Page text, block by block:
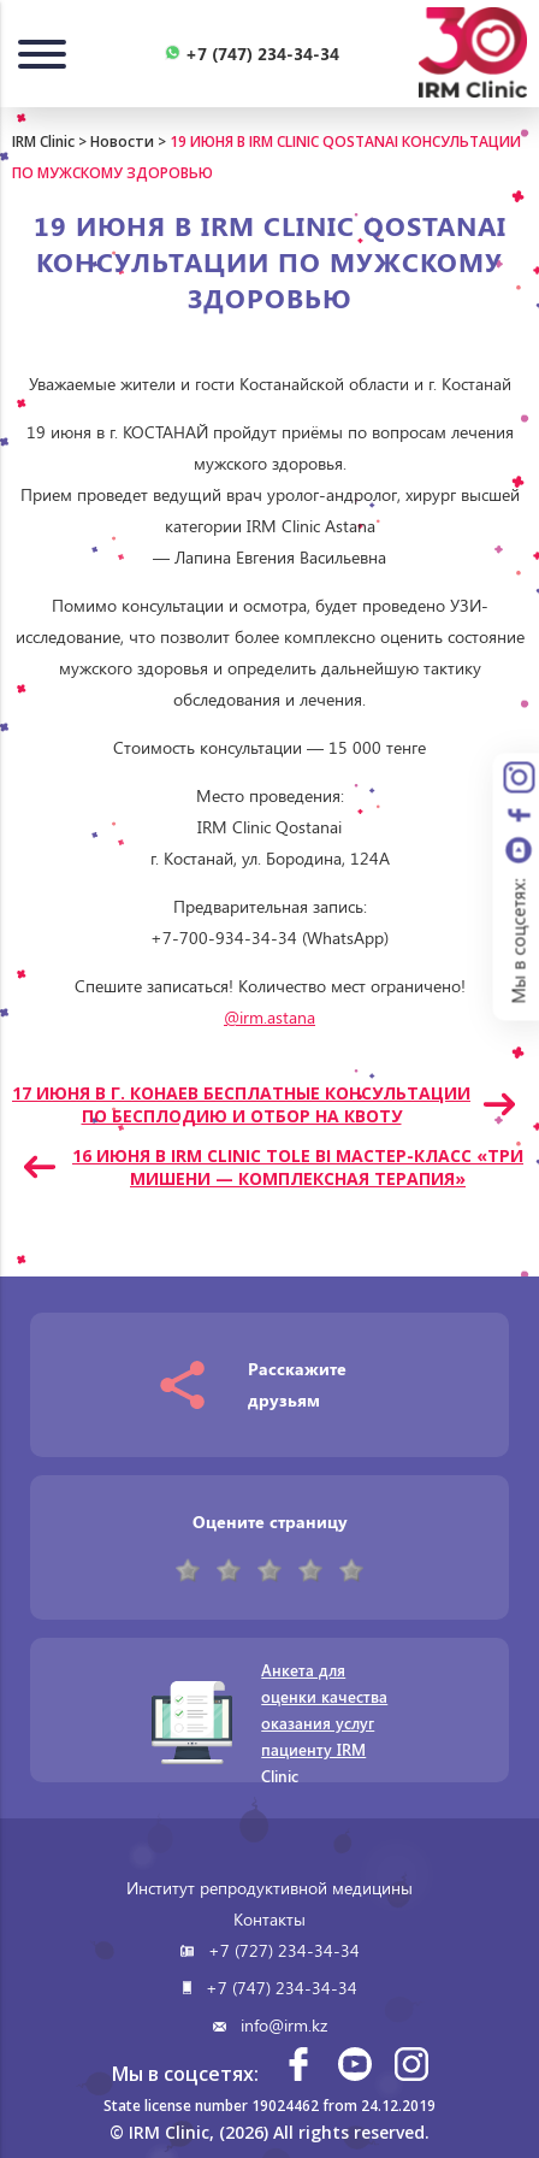
+7 (747) 234-34-34
IRM Clinic >Новости > 19 ИЮНЯ В IRM CLINIC QOSTANAI КОНСУЛЬТАЦИИ
ПО МУЖСКОМУ ЗДОРОВЬЮ
19 ИЮНЯ В IRM CLINIC QOSTANAI
КОНСУЛЬТАЦИИ ПО МУЖСКОМУ
ЗДОРОВЬЮ
Уважаемые жители и гости Костанайской области и г. Костанай
19 июня в г. КОСТАНАЙ пройдут приёмы по вопросам лечения
мужского здоровья.
Прием проведет ведущий врач уролог-андролог, хирург высшей
категории IRM Clinic Astana
— Лапина Евгения Васильевна
Помимо консультации и осмотра, будет проведено УЗИ-
исследование, что позволит более комплексно оценить состояние
мужского здоровья и определить дальнейшую тактику
обследования и лечения.
Стоимость консультации — 15 000 тенге
Место проведения:
IRM Clinic Qostanai
г. Костанай, ул. Бородина, 124А
Предварительная запись:
+7-700-934-34-34 (WhatsApp)
Спешите записаться! Количество мест ограничено!
@irm.astana
Навигация
записям
17 ИЮНЯ В Г. КОНАЕВ БЕСПЛАТНЫЕ КОНСУЛЬТАЦИИ
ПО БЕСПЛОДИЮ И ОТБОР НА КВОТУ
16 ИЮНЯ В IRM CLINIC TOLE BI МАСТЕР-КЛАСС «ТРИ
МИШЕНИ — КОМПЛЕКСНАЯ ТЕРАПИЯ»
Расскажите
друзьям
Оцените страницу
Анкета для
оценки качества
оказания услуг
пациенту IRM
Clinic
Институт репродуктивной медицины
Контакты
+7 (727) 234-34-34
+7 (747) 234-34-34
info@irm.kz
Мы в соцсетях:
State license number 19024462 from 24.12.2019
© IRM Clinic, (2026) All rights reserved.
Мы в соцсетях: